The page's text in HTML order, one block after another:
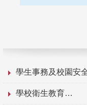
學生事務及校園安
學校衛生教育